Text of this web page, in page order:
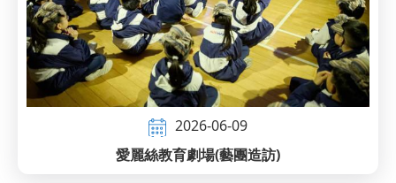
2026-06-09
愛麗絲教育劇場(藝團造訪)